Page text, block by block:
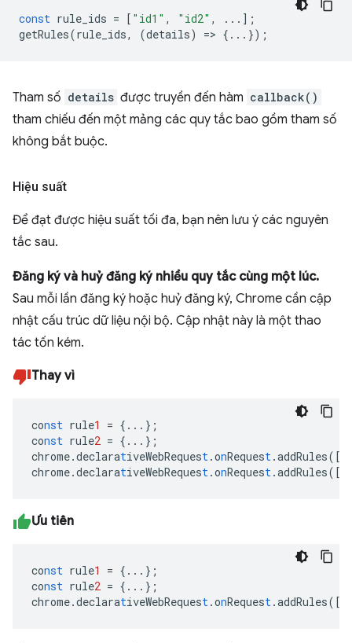
const rule_ids = [ "id1" , "id2" ,
...];
getRules(rule_ids, (details) => {...});
Tham số details được truyền đến hàm callback()
tham chiếu đến một mảng các quy tắc bao gồm tham số
không bắt buộc.
Hiệu suất
Để đạt được hiệu suất tối đa, bạn nên lưu ý các nguyên
tắc sau.
Đăng ký và huỷ đăng ký nhiều quy tắc cùng một lúc.
Sau mỗi lần đăng ký hoặc huỷ đăng ký, Chrome cần cập
nhật cấu trúc dữ liệu nội bộ. Cập nhật này là một thao
tác tốn kém.
Thay vì
const rule1 = { ... } ;
const rule2 = { ... } ;
chrome.declarativeWebRequest.onRequest.addRules( [
chrome.declarativeWebRequest.onRequest.addRules( [
Ưu tiên
const rule1 = { ... } ;
const rule2 = { ... } ;
chrome.declarativeWebRequest.onRequest.addRules( [